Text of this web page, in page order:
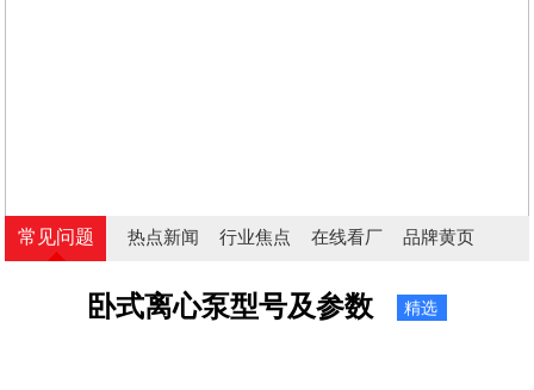
常见问题 热点新闻 行业焦点 在线看厂 品牌黄页
卧式离心泵型号及参数 精选